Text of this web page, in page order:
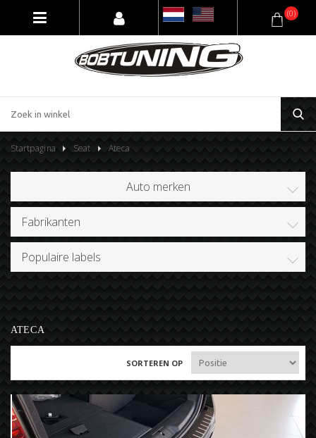
(0)
Startpagina Seat Ateca
Auto merken
Fabrikanten
Populaire labels
ATECA
SORTEREN OP